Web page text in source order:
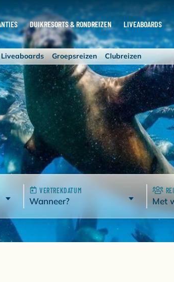
DUIKRESORTS & RONDREIZEN LIVEABOARDS
Liveaboards Groepsreizen Clubreizen
VERTREKDATUM
Wanneer? Met